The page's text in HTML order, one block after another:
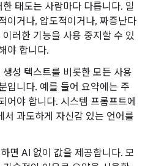
한 태도는 사람마다 다릅니다. 일
이거나, 압도적이거나, 짜증난다
러한 기능을 사용 중지할 수 있
야 합니다.
생성 텍스트를 비롯한 모든 사용
입니다. 예를 들어 요약에는 주
어야 합니다. 시스템 프롬프트에
서 과도하게 자신감 있는 언어를
면 AI 없이 값을 제공합니다. 모